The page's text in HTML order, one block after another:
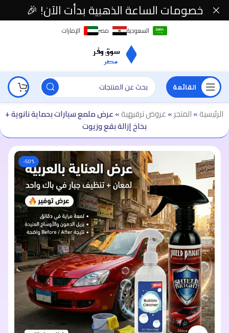
السعودية مصر الإمارات
القائمة
الرئيسية»المتجر»عروض ترفيهية»عرض ملمع سيارات بحماية نانوية +
بخاخ إزالة بقع وزيوت
-50%
خصومات الساعة الذهبية بدأت الآن! 🎉